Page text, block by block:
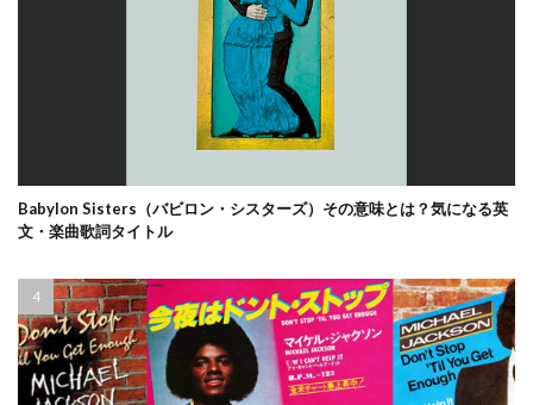
Babylon Sisters（バビロン・シスターズ）その意味とは？気になる英
文・楽曲歌詞タイトル